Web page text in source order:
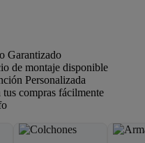
Garantizado
de montaje disponible
Personalizada
tus compras fácilmente